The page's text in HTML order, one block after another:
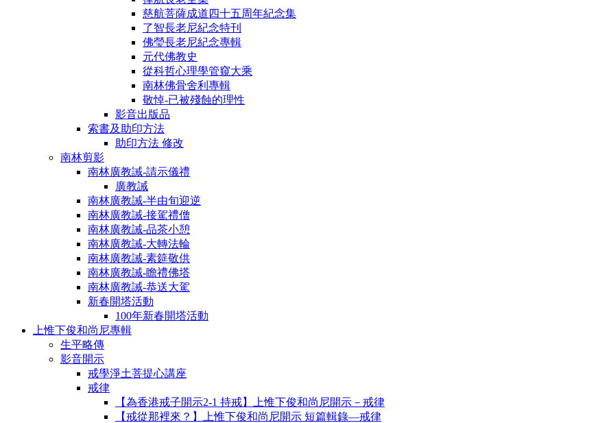
慈航菩薩成道四十五周年紀念集
了智長老尼紀念特刊
佛瑩長老尼紀念專輯
元代佛教史
從科哲心理學管窺大乘
南林佛骨舍利專輯
敬悼-已被殘蝕的理性
影音出版品
索書及助印方法
助印方法 修改
南林剪影
南林廣教誡-請示儀禮
廣教誡
南林廣教誡-半由旬迎逆
南林廣教誡-接駕禮僧
南林廣教誡-品茶小憩
南林廣教誡-大轉法輪
南林廣教誡-素筵敬供
南林廣教誡-瞻禮佛塔
南林廣教誡-恭送大駕
新春開塔活動
100年新春開塔活動
上惟下俊和尚尼專輯
生平略傳
影音開示
戒學淨土菩提心講座
戒律
【為香港戒子開示2-1 持戒】上惟下俊和尚尼開示－戒律
【戒從那裡來？】上惟下俊和尚尼開示 短篇輯錄—戒律